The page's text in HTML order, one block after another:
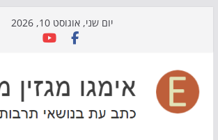
יום שני, אוגוסט 10, 2026